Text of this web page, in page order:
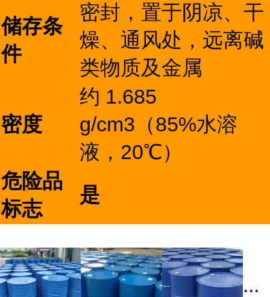
储存条
件
密封，置于阴凉、干
燥、通风处，远离碱
类物质及金属
密度
约 1.685
g/cm3（85%水溶
液，20℃）
危险品
标志
是
...